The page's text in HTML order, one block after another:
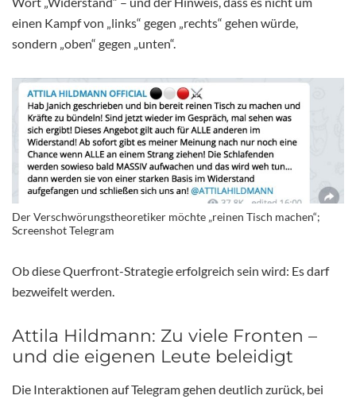
einen Kampf von „links“ gegen „rechts“ gehen würde,
sondern „oben“ gegen „unten“.
Der Verschwörungstheoretiker möchte „reinen Tisch machen“;
Screenshot Telegram
Ob diese Querfront-Strategie erfolgreich sein wird: Es darf
bezweifelt werden.
Attila Hildmann: Zu viele Fronten –
und die eigenen Leute beleidigt
Die Interaktionen auf Telegram gehen deutlich zurück, bei